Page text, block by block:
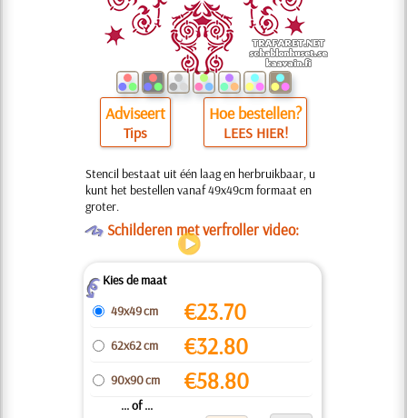
Adviseert
Tips
Hoe bestellen?
LEES HIER!
Stencil bestaat uit één laag en herbruikbaar, u
kunt het bestellen vanaf 49x49cm formaat en
groter.
OSchilderen met verfroller video:
ZKies de maat
49x49 cm
€23.70
62x62 cm €32.80
90x90 cm €58.80
... of ...